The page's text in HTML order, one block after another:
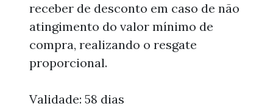
receber de desconto em caso de não
atingimento do valor mínimo de
compra, realizando o resgate
proporcional.
Validade: 58 dias